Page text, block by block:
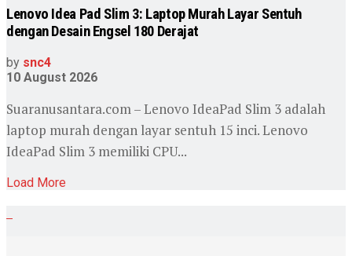
Lenovo Idea Pad Slim 3: Laptop Murah Layar Sentuh
dengan Desain Engsel 180 Derajat
by snc4
10 August 2026
Suaranusantara.com – Lenovo IdeaPad Slim 3 adalah
laptop murah dengan layar sentuh 15 inci. Lenovo
IdeaPad Slim 3 memiliki CPU...
Load More